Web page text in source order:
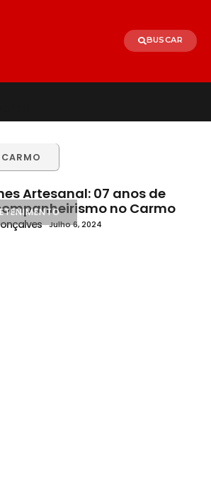
BUSCAR
CARMO
Artesanal: 07 anos de
no Carmo
Julho 6, 2024